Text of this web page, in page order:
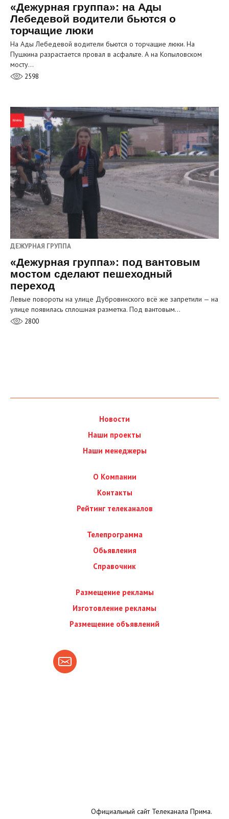
«Дежурная группа»: на Ады
Лебедевой водители бьются о
торчащие люки
На Ады Лебедевой водители бьются о торчащие люки. На
Пушкина разрастается провал в асфальте. А на Копыловском
мосту…
2598
ДЕЖУРНАЯ ГРУППА
«Дежурная группа»: под вантовым
мостом сделают пешеходный
переход
Левые повороты на улице Дубровинского всё же запретили — на
улице появилась сплошная разметка. Под вантовым…
2800
Новости
Наши проекты
Наши менеджеры
О Компании
Контакты
Рейтинг телеканалов
Телепрограмма
Обьявления
Справочник
Размещение рекламы
Изготовление рекламы
Размещение объявлений
Официальный сайт Телеканала Прима.